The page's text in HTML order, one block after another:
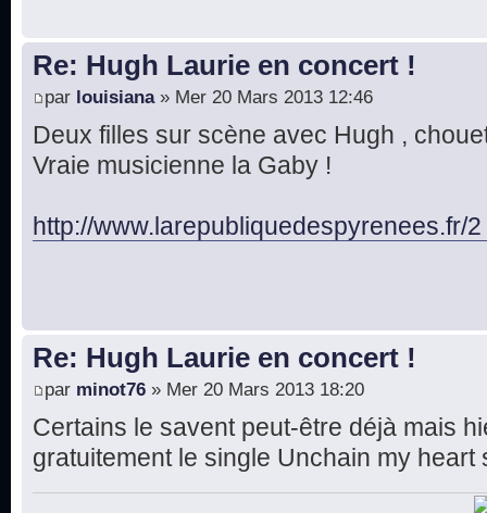
Re: Hugh Laurie en concert !
par louisiana» Mer 20 Mars 2013 12:46
Deux filles sur scène avec Hugh ,
Vraie musicienne la Gaby !
http://www.larepubliquedespyrenees.fr/
Re: Hugh Laurie en concert !
par minot76 » Mer 20 Mars 2013 18:20
Certains le savent peut-être déjà mais
gratuitement le single Unchain my heart